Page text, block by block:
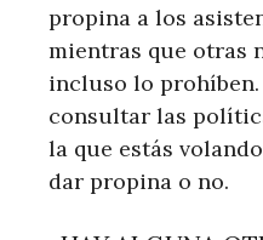
propina a los
mientras que otras
incluso lo
consultar las
la que estás
dar propina o no.